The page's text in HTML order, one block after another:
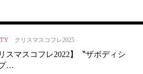
クリスマスコフレ2025
スマスコフレ2022】〝ザボディシ
…